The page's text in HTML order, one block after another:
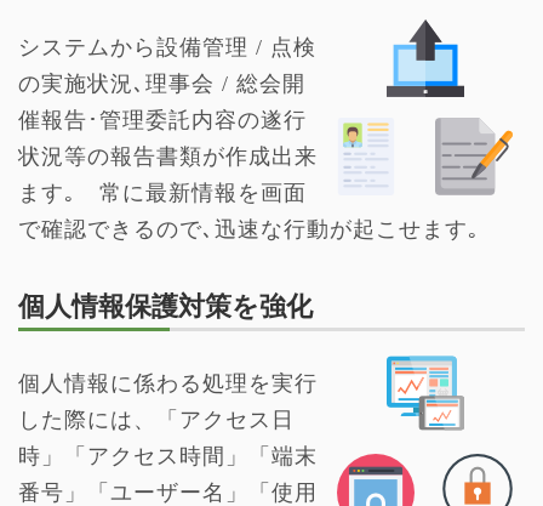
システムから設備管理 / 点検
の実施状況､理事会 / 総会開
催報告･管理委託内容の遂行
状況等の報告書類が作成出来
ます｡ 常に最新情報を画面
で確認できるので､迅速な行動が起こせます｡
個人情報保護対策を強化
個人情報に係わる処理を実行
した際には、「アクセス日
時」「アクセス時間」「端末
番号」「ユーザー名」「使用